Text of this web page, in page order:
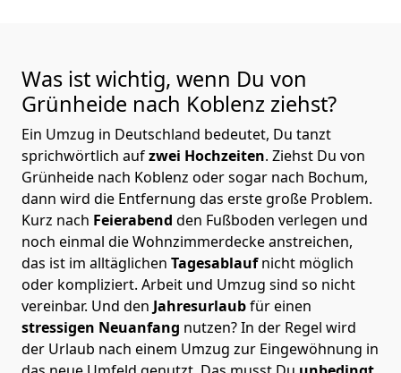
Was ist wichtig, wenn Du von
Grünheide nach Koblenz ziehst?
Ein Umzug in Deutschland bedeutet, Du tanzt
sprichwörtlich aufzwei Hochzeiten. Ziehst Du von
Grünheide nach Koblenz oder sogar nach Bochum,
dann wird die Entfernung das erste große Problem.
Kurz nach Feierabend den Fußboden verlegen und
noch einmal die Wohnzimmerdecke anstreichen,
das ist im alltäglichen Tagesablaufnicht möglich
oder kompliziert. Arbeit und Umzug sind so nicht
vereinbar. Und den Jahresurlaubfür einen
stressigen Neuanfang nutzen? In der Regel wird
der Urlaub nach einem Umzug zur Eingewöhnung in